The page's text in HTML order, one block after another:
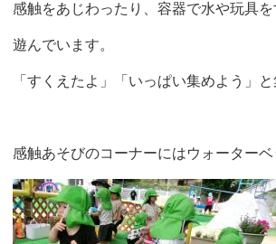
感触をあじわったり、容器で水や玩具
遊んでいます。
「すくえたよ」「いっぱい集めよう」
感触あそびのコーナーにはウォーターベ